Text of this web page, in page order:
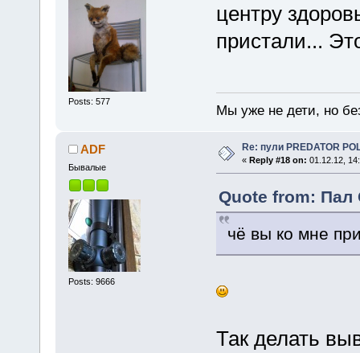
Posts: 577
центру
пристали...
Мы уже не дети, но
ADF
Бывалые
Posts: 9666
Re: пули PREDATOR
« Reply #18 on: 01.12.12,
Quote from: Пал
чё вы ко мне
Так делать